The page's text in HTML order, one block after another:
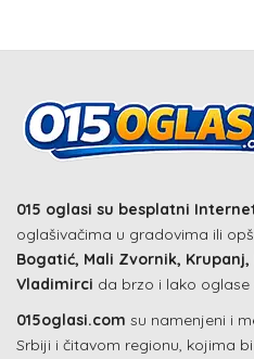
015 oglasi su besplatni
oglašivačima u gradovima ili
Bogatić, Mali Zvornik,
Vladimirci da brzo i lako oglase
015oglasi.com su namenjeni i
Srbiji i čitavom regionu, kojima